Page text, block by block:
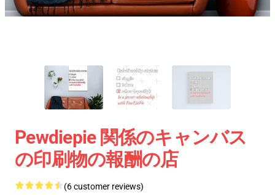
Pewdiepie 関係のキャンバス
の印刷物の報酬の店
(6 customer reviews)